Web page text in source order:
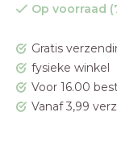
Op voorraad
Gratis
fysieke winkel
Voor 16.00
Vanaf 3,99